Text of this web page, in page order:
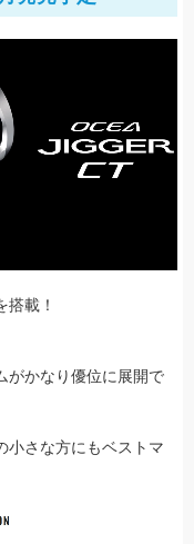
載！
がかなり優位に展開で
小さな方にもベストマ